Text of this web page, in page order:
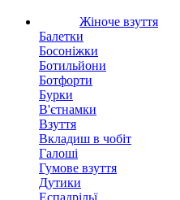
Жіноче взуття
Балетки
Босоніжки
Ботильйони
Ботфорти
Бурки
В'єтнамки
Взуття
Вкладиш в чобіт
Галоші
Гумове взуття
Дутики
Еспадрільї